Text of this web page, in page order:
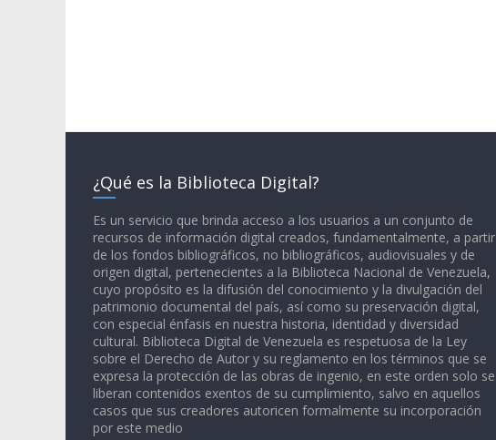
¿Qué es la Biblioteca Digital?
Es un servicio que brinda acceso a los usuarios a un conjunto de
recursos de información digital creados, fundamentalmente, a partir
de los fondos bibliográficos, no bibliográficos, audiovisuales y de
origen digital, pertenecientes a la Biblioteca Nacional de Venezuela,
cuyo propósito es la difusión del conocimiento y la divulgación del
patrimonio documental del país, así como su preservación digital,
con especial énfasis en nuestra historia, identidad y diversidad
cultural. Biblioteca Digital de Venezuela es respetuosa de la Ley
sobre el Derecho de Autor y su reglamento en los términos que se
expresa la protección de las obras de ingenio, en este orden solo se
liberan contenidos exentos de su cumplimiento, salvo en aquellos
casos que sus creadores autoricen formalmente su incorporación
por este medio